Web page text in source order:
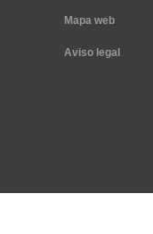
Mapa web
Aviso legal